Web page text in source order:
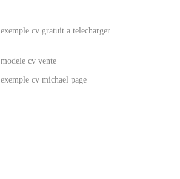
exemple cv gratuit a telecharger
modele cv vente
exemple cv michael page